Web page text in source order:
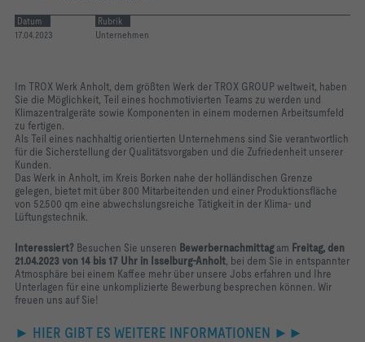
Datum
17.04.2023
Rubrik
Unternehmen
Im TROX Werk Anholt, dem größten Werk der TROX GROUP weltweit, haben
Sie die Möglichkeit, Teil eines hochmotivierten Teams zu werden und
Klimazentralgeräte sowie Komponenten in einem modernen Arbeitsumfeld
zu fertigen.
Als Teil eines nachhaltig orientierten Unternehmens sind Sie verantwortlich
für die Sicherstellung der Qualitätsvorgaben und die Zufriedenheit unserer
Kunden.
Das Werk in Anholt, im Kreis Borken nahe der holländischen Grenze
gelegen, bietet mit über 800 Mitarbeitenden und einer Produktionsfläche
von 52.500 qm eine abwechslungsreiche Tätigkeit in der Klima- und
Lüftungstechnik.
Interessiert? Besuchen Sie unseren Bewerbernachmittagam Freitag, den
21.04.2023 von 14 bis 17 Uhr in Isselburg-Anholt, bei dem Sie in entspannter
Atmosphäre bei einem Kaffee mehr über unsere Jobs erfahren und Ihre
Unterlagen für eine unkomplizierte Bewerbung besprechen können. Wir
freuen uns auf Sie!
► HIER GIBT ES WEITERE INFORMATIONEN ►►